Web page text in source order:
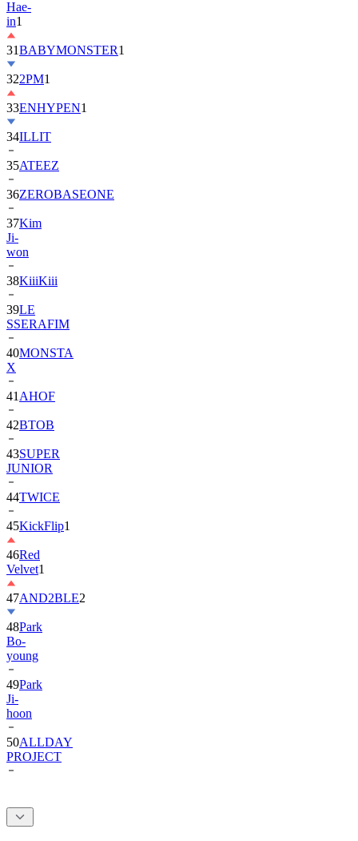
31BABYMONSTER
322PM1
33ENHYPEN
34ILLIT
35ATEEZ
36ZEROBASEONE
37Kim
Ji-
won
38KiiiKiii
39LE
SSERAFIM
40MONSTA
X
41
42 BTOB
43SUPER
JUNIOR
44TWICE
45KickFlip
46Red
Velvet
47AND2BLE
48Park
Bo-
young
49Park
Ji-
hoon
50ALLDAY
PROJECT